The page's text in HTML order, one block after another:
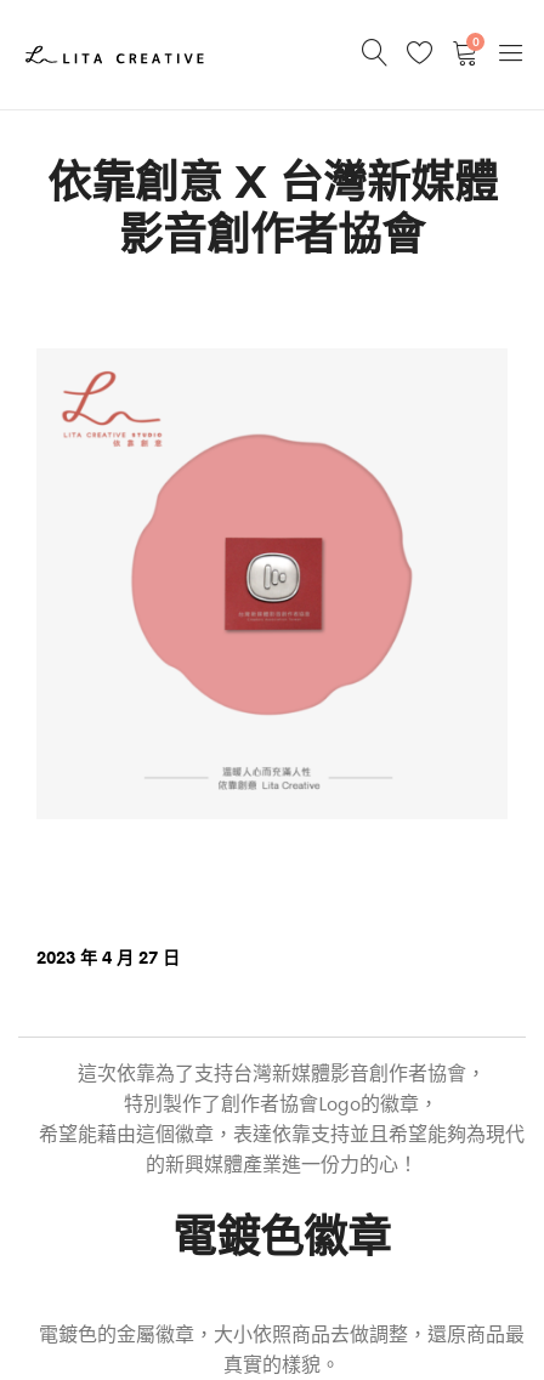
0
依靠創意 X 台灣新媒體
影音創作者協會
2023 年 4 月 27 日
這次依靠為了支持台灣新媒體影音創作者協會，
特別製作了創作者協會Logo的徽章，
希望能藉由這個徽章，表達依靠支持並且希望能夠為現代
的新興媒體產業進一份力的心！
電鍍色徽章
電鍍色的金屬徽章，大小依照商品去做調整，還原商品最
真實的樣貌。